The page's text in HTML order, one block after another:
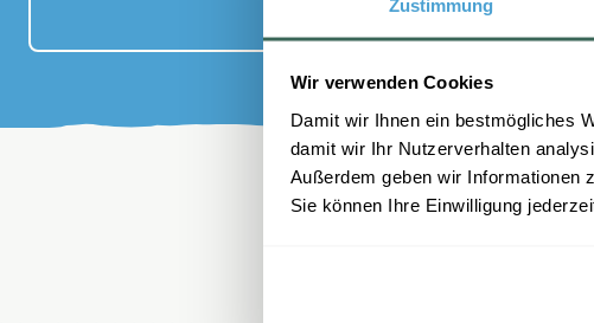
Zustimmung
Wir verwenden Cookies
Damit wir Ihnen ein bestmögliches
damit wir Ihr Nutzerverhalten
Außerdem geben wir Informationen
Sie können Ihre Einwilligung
Anmelden